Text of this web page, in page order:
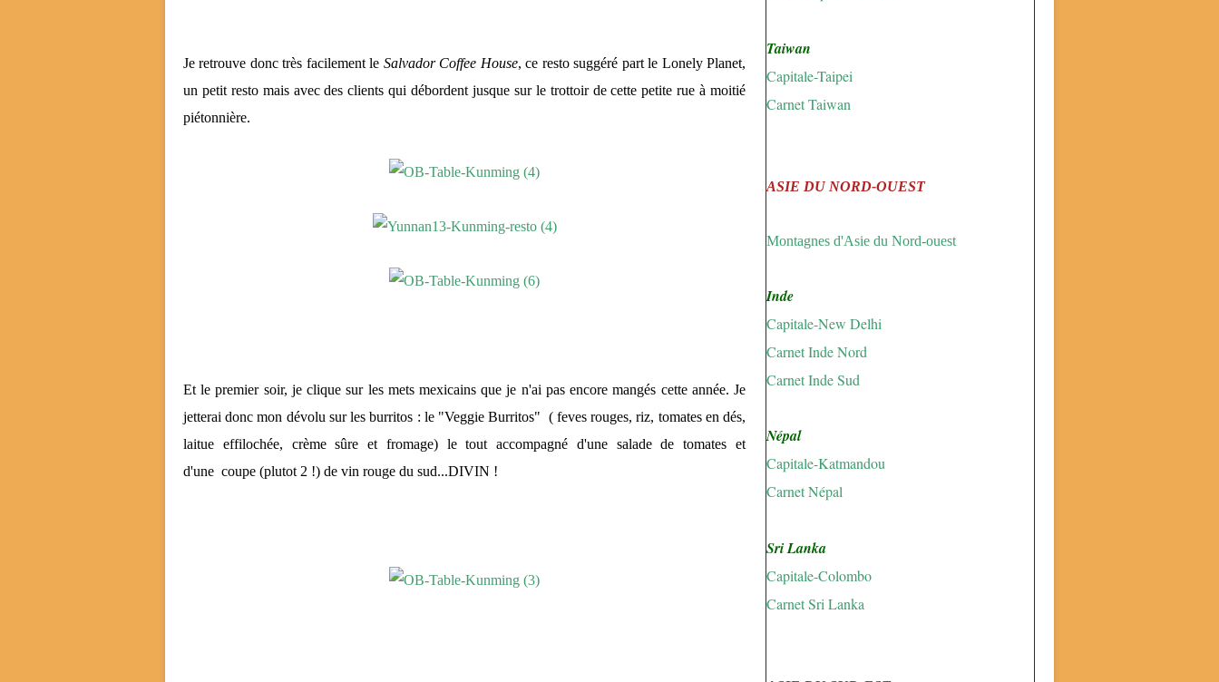
Je retrouve donc très facilement le Salvador Coffee House, ce resto suggéré part le Lonely Planet,
un petit resto mais avec des clients qui débordent jusque sur le trottoir de cette petite rue à moitié
piétonnière.
Et le premier soir, je clique sur les mets mexicains que je n'ai pas encore mangés cette année. Je
jetterai donc mon dévolu sur les burritos : le "Veggie Burritos" ( feves rouges, riz, tomates en dés,
laitue effilochée, crème sûre et fromage) le tout accompagné d'une salade de tomates et
d'une coupe (plutot 2 !) de vin rouge du sud...DIVIN !
Taiwan
Capitale-Taipei
Carnet Taiwan
ASIE DU NORD-OUEST
Montagnes d'Asie du Nord-ouest
Inde
Capitale-New Delhi
Carnet Inde Nord
Carnet Inde Sud
Népal
Capitale-Katmandou
Carnet Népal
Sri Lanka
Capitale-Colombo
Carnet Sri Lanka